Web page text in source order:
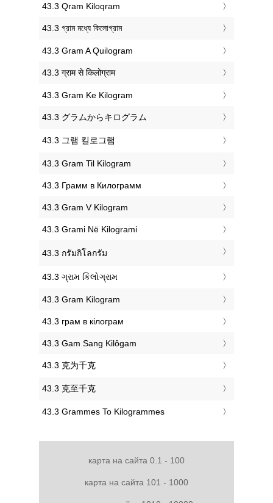
‎43.3 Qram Kiloqram
‎43.3 গ্রাম মধ্যে কিলোগ্রাম
‎43.3 Gram A Quilogram
‎43.3 ग्राम से किलोग्राम
‎43.3 Gram Ke Kilogram
‎43.3 グラムからキログラム
‎43.3 그램 킬로그램
‎43.3 Gram Til Kilogram
‎43.3 Грамм в Килограмм
‎43.3 Gram V Kilogram
‎43.3 Grami Në Kilogrami
‎43.3 กรัมกิโลกรัม
‎43.3 ગ્રામ કિલોગ્રામ
‎43.3 Gram Kilogram
‎43.3 грам в кілограм
‎43.3 Gam Sang Kilôgam
‎43.3 克为千克
‎43.3 克至千克
‎43.3 Grammes To Kilogrammes
карта на сайта 0.1 - 100
карта на сайта 101 - 1000